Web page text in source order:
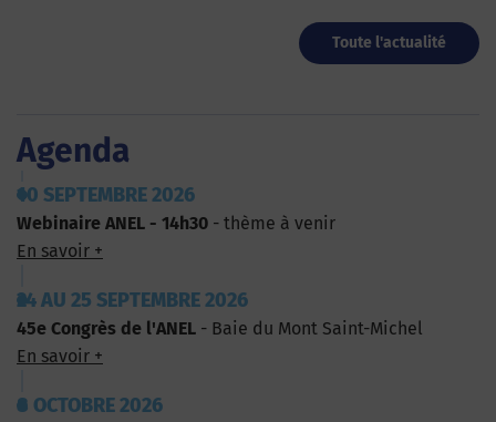
Toute l'actualité
Agenda
10 SEPTEMBRE 2026
Webinaire ANEL - 14h30 - thème à venir
En savoir +
24 AU 25 SEPTEMBRE 2026
45e Congrès de l'ANEL - Baie du Mont Saint-Michel
En savoir +
8 OCTOBRE 2026